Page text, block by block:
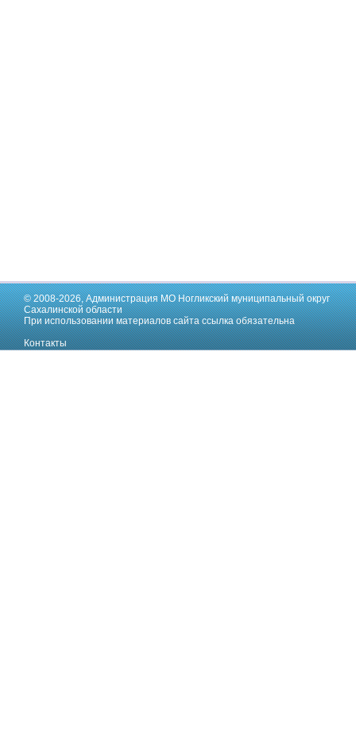
© 2008-2026,Администрация МО Ногликский муниципальный округ
Сахалинской области
При использовании материалов сайта ссылка обязательна
Контакты